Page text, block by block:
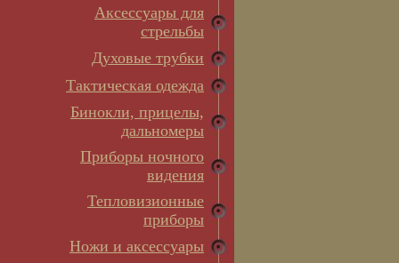
Аксессуары для
стрельбы
Духовые трубки
Тактическая одежда
Бинокли, прицелы,
дальномеры
Приборы ночного
видения
Тепловизионные
приборы
Ножи и аксессуары